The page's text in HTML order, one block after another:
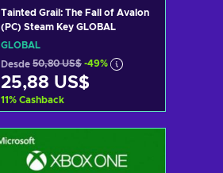
Tainted Grail: The Fall of Avalon
(PC) Steam Key GLOBAL
GLOBAL
Desde 50,80 US$ -49%
25,88 US$
11% Cashback
Ver ofertas